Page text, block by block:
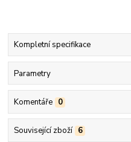
Kompletní specifikace
Parametry
Komentáře 0
Související zboží 6